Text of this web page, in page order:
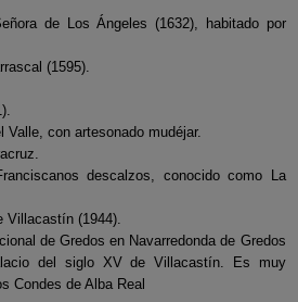
de Los Ángeles (1632), habitado por
(1595).
Valle, con artesonado mudéjar.
descalzos, conocido como La
Villacastín (1944).
de Gredos en Navarredonda de Gredos
del siglo XV de Villacastín. Es muy
Condes de Alba Real